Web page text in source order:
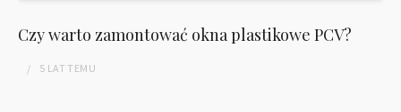
Czy warto zamontować okna plastikowe PCV?
5 LAT TEMU